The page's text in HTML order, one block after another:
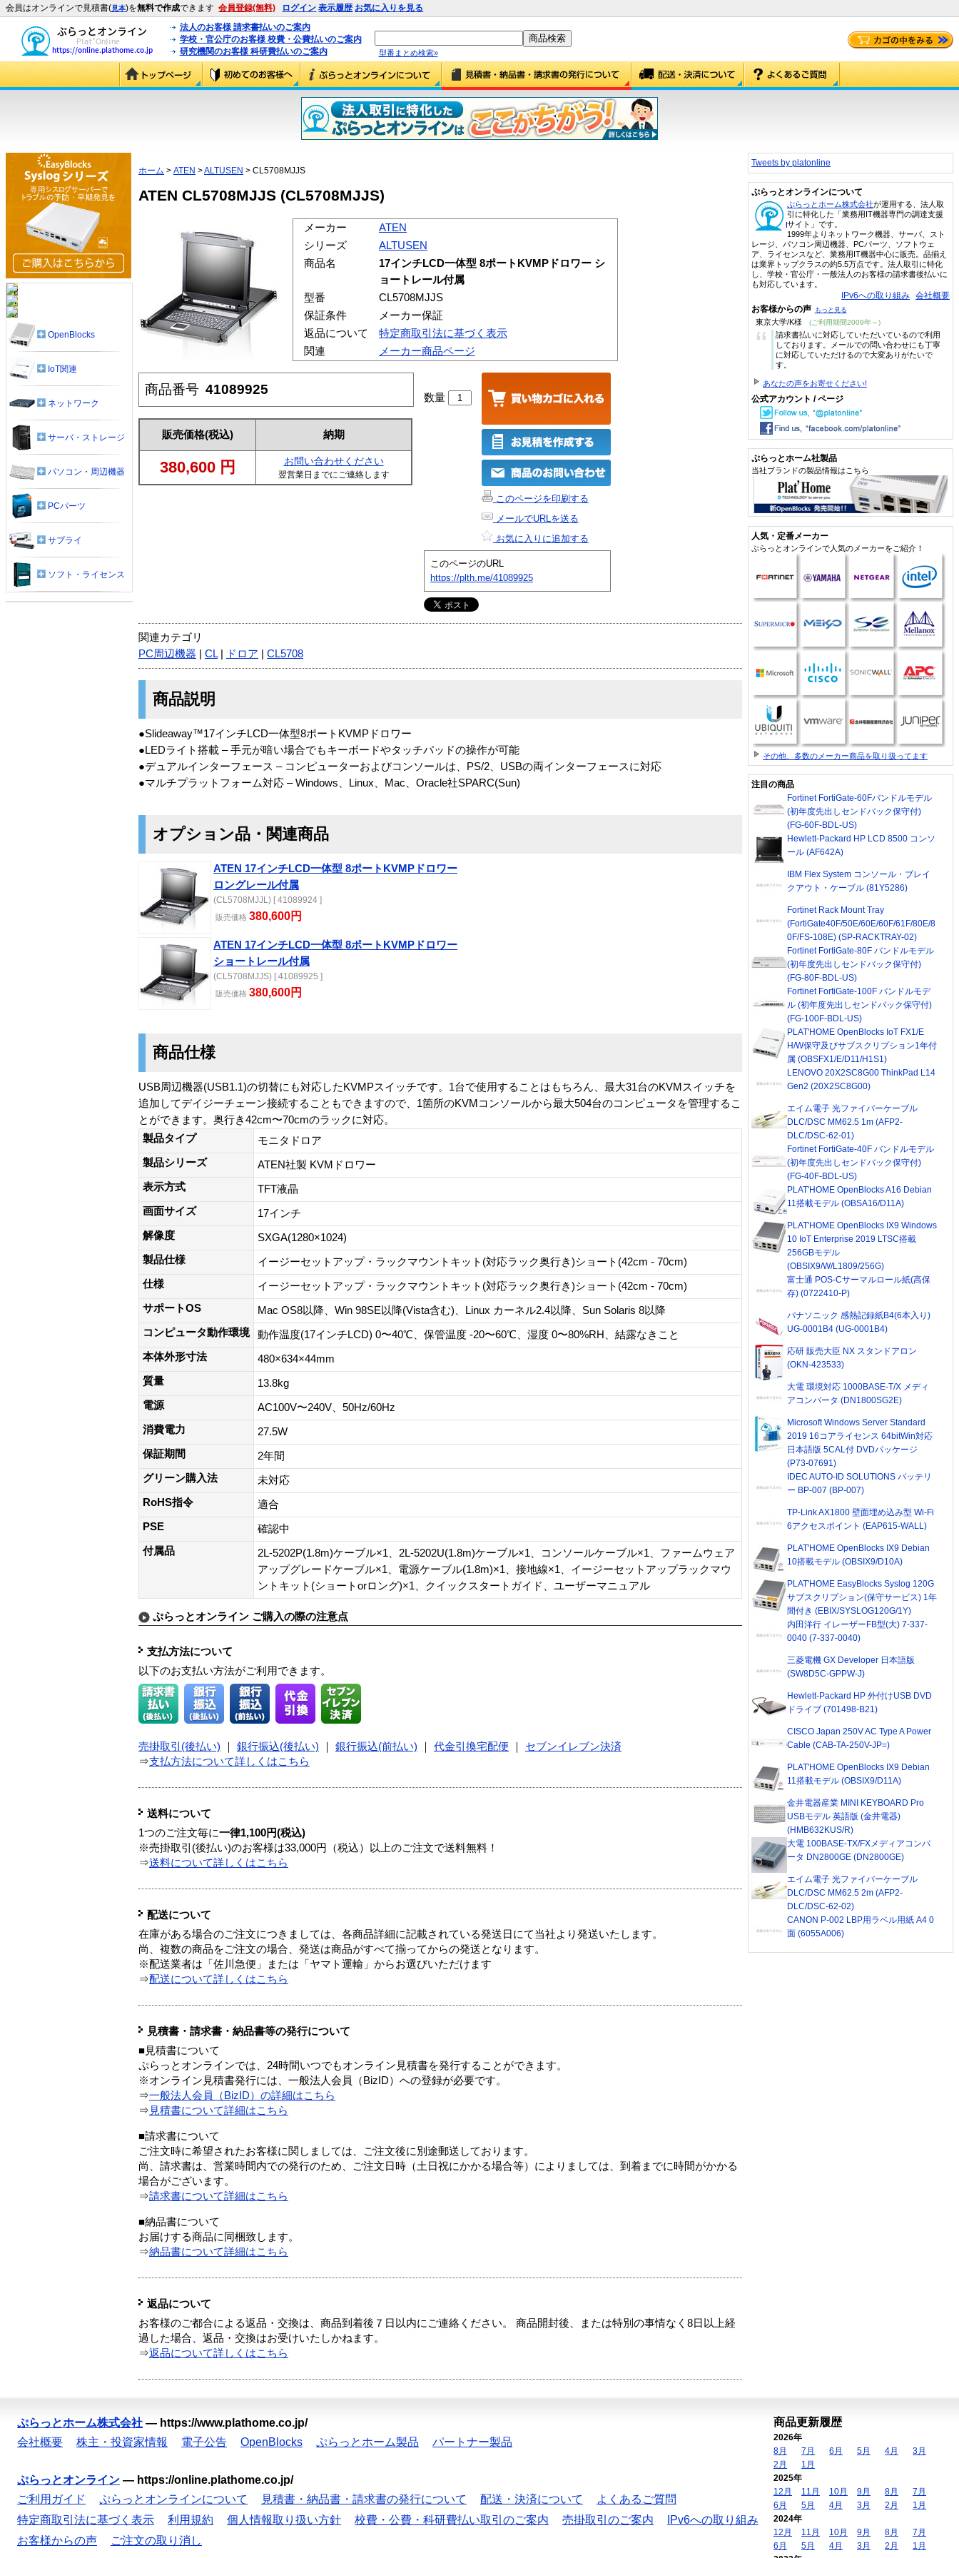
会員はオンラインで見積書(見本)を無料で作成できます 会員登録(無料) ログイン 表示履歴 お気に入りを見る
法人のお客様 請求書払いのご案内
学校・官公庁のお客様 校費・公費払いのご案内
研究機関のお客様 科研費払いのご案内
型番まとめ検索»
ホーム > ATEN >ALTUSEN > CL5708MJJS
ATEN CL5708MJJS (CL5708MJJS)
メーカー
ATEN
シリーズ
ALTUSEN
商品名
17インチLCD一体型 8ポートKVMPドロワー シ
ョートレール付属
型番
CL5708MJJS
保証条件
メーカー保証
返品について
特定商取引法に基づく表示
関連
メーカー商品ページ
商品番号 41089925
販売価格(税込) 納期
380,600 円 お問い合わせください
翌営業日までにご連絡します
数量
このページを印刷する
メールでURLを送る
お気に入りに追加する
このページのURL
https://plth.me/41089925
関連カテゴリ
PC周辺機器
CL| ドロア CL5708
商品説明
●Slideaway™17インチLCD一体型8ポートKVMPドロワー
●LEDライト搭載 – 手元が暗い場合でもキーボードやタッチパッドの操作が可能
●デュアルインターフェース – コンピューターおよびコンソールは、PS/2、USBの両インターフェースに対応
●マルチプラットフォーム対応 – Windows、Linux、Mac、Oracle社SPARC(Sun)
オプション品・関連商品
ATEN 17インチLCD一体型 8ポートKVMPドロワー
ロングレール付属
(CL5708MJJL) [ 41089924 ]
販売価格 380,600円
ATEN 17インチLCD一体型 8ポートKVMPドロワー
ショートレール付属
(CL5708MJJS) [ 41089925 ]
販売価格 380,600円
商品仕様
USB周辺機器(USB1.1)の切替にも対応したKVMPスイッチです。1台で使用することはもちろん、最大31台のKVMスイッチを
追加してデイジーチェーン接続することもできますので、1箇所のKVMコンソールから最大504台のコンピュータを管理するこ
とができます。奥行き42cm〜70cmのラックに対応。
製品タイプ
モニタドロア
製品シリーズ
ATEN社製 KVMドロワー
表示方式
TFT液晶
画面サイズ
17インチ
解像度
SXGA(1280×1024)
製品仕様
イージーセットアップ・ラックマウントキット(対応ラック奥行き)ショート(42cm - 70cm)
仕様
イージーセットアップ・ラックマウントキット(対応ラック奥行き)ショート(42cm - 70cm)
サポートOS
Mac OS8以降、Win 98SE以降(Vista含む)、Linux カーネル2.4以降、Sun Solaris 8以降
コンピュータ動作環境
動作温度(17インチLCD) 0〜40℃、保管温度 -20〜60℃、湿度 0〜80%RH、結露なきこと
本体外形寸法
480×634×44mm
質量
13.8kg
電源
AC100V〜240V、50Hz/60Hz
消費電力
27.5W
保証期間
2年間
グリーン購入法
未対応
RoHS指令
適合
PSE
確認中
付属品
2L-5202P(1.8m)ケーブル×1、2L-5202U(1.8m)ケーブル×1、コンソールケーブル×1、ファームウェア
アップグレードケーブル×1、電源ケーブル(1.8m)×1、接地線×1、イージーセットアップラックマウ
ントキット(ショートorロング)×1、クイックスタートガイド、ユーザーマニュアル
ぷらっとオンライン ご購入の際の注意点
支払方法について
以下のお支払い方法がご利用できます。
売掛取引(後払い) 銀行振込(後払い) 銀行振込(前払い) 代金引換宅配便
セブンイレブン決済
⇒支払方法について詳しくはこちら
送料について
1つのご注文毎に一律1,100円(税込)
※売掛取引(後払い)のお客様は33,000円（税込）以上のご注文で送料無料！
⇒送料について詳しくはこちら
配送について
在庫がある場合のご注文につきましては、各商品詳細に記載されている発送日にて当社より発送いたします。
尚、複数の商品をご注文の場合、発送は商品がすべて揃ってからの発送となります。
※配送業者は「佐川急便」または「ヤマト運輸」からお選びいただけます
⇒配送について詳しくはこちら
見積書・請求書・納品書等の発行について
■見積書について
ぷらっとオンラインでは、24時間いつでもオンライン見積書を発行することができます。
※オンライン見積書発行には、一般法人会員（BizID）への登録が必要です。
⇒一般法人会員（BizID）の詳細はこちら
⇒ 見積書について詳細はこちら
■請求書について
ご注文時に希望されたお客様に関しましては、ご注文後に別途郵送しております。
尚、請求書は、営業時間内での発行のため、ご注文日時（土日祝にかかる場合等）によりましては、到着までに時間がかかる
場合がございます。
⇒請求書について詳細はこちら
■納品書について
お届けする商品に同梱致します。
⇒納品書について詳細はこちら
返品について
お客様のご都合による返品・交換は、商品到着後７日以内にご連絡ください。 商品開封後、または特別の事情なく8日以上経
過した場合、返品・交換はお受けいたしかねます。
⇒返品について詳しくはこちら
OpenBlocks
IoT関連
ネットワーク
サーバ・ストレージ
パソコン・周辺機器
PCパーツ
サプライ
ソフト・ライセンス
Tweets by platonline
ぷらっとオンラインについて
ぷらっとホーム株式会社が運用する、法人取
引に特化した「業務用IT機器専門の調達支援
サイト」です。
1999年よりネットワーク機器、サーバ、スト
レージ、パソコン周辺機器、PCパーツ、ソフトウェ
ア、ライセンスなど、業務用IT機器中心に販売。品揃え
は業界トップクラスの約5.5万点です。法人取引に特化
し、学校・官公庁・一般法人のお客様の請求書後払いに
も対応しています。
IPv6への取り組み 会社概要
お客様からの声 もっと見る
東京大学/K様 (ご利用期間2009年～)
“
請求書払いに対応していただいているので利用
しております。メールでの問い合わせにも丁寧
に対応していただけるので大変ありがたいで
す。
あなたの声をお寄せください!
公式アカウント / ページ
ぷらっとホーム社製品
当社ブランドの製品情報はこちら
人気・定番メーカー
ぷらっとオンラインで人気のメーカーをご紹介！
その他、多数のメーカー商品を取り扱ってます
注目の商品
Fortinet FortiGate-60Fバンドルモデル
(初年度先出しセンドバック保守付)
(FG-60F-BDL-US)
Hewlett-Packard HP LCD 8500 コンソ
ール (AF642A)
IBM Flex System コンソール・ブレイ
クアウト・ケーブル (81Y5286)
Fortinet Rack Mount Tray
(FortiGate40F/50E/60E/60F/61F/80E/8
0F/FS-108E) (SP-RACKTRAY-02)
Fortinet FortiGate-80F バンドルモデル
(初年度先出しセンドバック保守付)
(FG-80F-BDL-US)
Fortinet FortiGate-100F バンドルモデ
ル (初年度先出しセンドバック保守付)
(FG-100F-BDL-US)
PLAT'HOME OpenBlocks IoT FX1/E
H/W保守及びサブスクリプション1年付
属 (OBSFX1/E/D11/H1S1)
LENOVO 20X2SC8G00 ThinkPad L14
Gen2 (20X2SC8G00)
エイム電子 光ファイバーケーブル
DLC/DSC MM62.5 1m (AFP2-
DLC/DSC-62-01)
Fortinet FortiGate-40F バンドルモデル
(初年度先出しセンドバック保守付)
(FG-40F-BDL-US)
PLAT'HOME OpenBlocks A16 Debian
11搭載モデル (OBSA16/D11A)
PLAT'HOME OpenBlocks IX9 Windows
10 IoT Enterprise 2019 LTSC搭載
256GBモデル
(OBSIX9/W/L1809/256G)
富士通 POS-Cサーマルロール紙(高保
存) (0722410-P)
パナソニック 感熱記録紙B4(6本入り)
UG-0001B4 (UG-0001B4)
応研 販売大臣 NX スタンドアロン
(OKN-423533)
大電 環境対応 1000BASE-T/X メディ
アコンバータ (DN1800SG2E)
Microsoft Windows Server Standard
2019 16コアライセンス 64bitWin対応
日本語版 5CAL付 DVDパッケージ
(P73-07691)
IDEC AUTO-ID SOLUTIONS バッテリ
ー BP-007 (BP-007)
TP-Link AX1800 壁面埋め込み型 Wi-Fi
6アクセスポイント (EAP615-WALL)
PLAT'HOME OpenBlocks IX9 Debian
10搭載モデル (OBSIX9/D10A)
PLAT'HOME EasyBlocks Syslog 120G
サブスクリプション(保守サービス) 1年
間付き (EBIX/SYSLOG120G/1Y)
内田洋行 イレーザーFB型(大) 7-337-
0040 (7-337-0040)
三菱電機 GX Developer 日本語版
(SW8D5C-GPPW-J)
Hewlett-Packard HP 外付けUSB DVD
ドライブ (701498-B21)
CISCO Japan 250V AC Type A Power
Cable (CAB-TA-250V-JP=)
PLAT'HOME OpenBlocks IX9 Debian
11搭載モデル (OBSIX9/D11A)
金井電器産業 MINI KEYBOARD Pro
USBモデル 英語版 (金井電器)
(HMB632KUS/R)
大電 100BASE-TX/FXメディアコンバ
ータ DN2800GE (DN2800GE)
エイム電子 光ファイバーケーブル
DLC/DSC MM62.5 2m (AFP2-
DLC/DSC-62-02)
CANON P-002 LBP用ラベル用紙 A4 0
面 (6055A006)
ぷらっとホーム株式会社 — https://www.plathome.co.jp/
会社概要
株主・投資家情報 電子公告 OpenBlocks ぷらっとホーム製品 パートナー製品
ぷらっとオンライン — https://online.plathome.co.jp/
ご利用ガイド
ぷらっとオンラインについて 見積書・納品書・請求書の発行について 配送・決済について
よくあるご質問
特定商取引法に基づく表示
利用規約 個人情報取り扱い方針 校費・公費・科研費払い取引のご案内 売掛取引のご案内
IPv6への取り組み
お客様からの声
ご注文の取り消し
商品更新履歴
2026年
8月
7月 6月 5月 4月
3月
2月
1月
2025年
12月
11月 10月 9月 8月
7月
6月
5月 4月 3月 2月
1月
2024年
12月
11月 10月 9月 8月
7月
6月
5月 4月 3月 2月
1月